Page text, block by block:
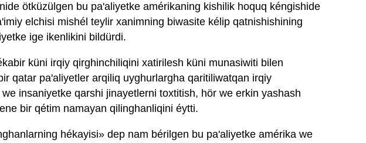
ötküzülgen bu pa'aliyetke amérikaning kishilik hoquq kéngishide
elchisi mishél teylir xanimning biwasite kélip qatnishishining
ige ikenlikini bildürdi.
küni irqiy qirghinchiliqini xatirilesh küni munasiwiti bilen
qatar pa'aliyetler arqiliq uyghurlargha qaritiliwatqan irqiy
insaniyetke qarshi jinayetlerni toxtitish, hör we erkin yashash
bir qétim namayan qilinghanliqini éytti.
hékayisi» dep nam bérilgen bu pa'aliyetke amérika we